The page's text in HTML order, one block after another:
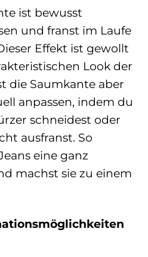
ist bewusst
und franst im Laufe
Effekt ist gewollt
Look der
die Saumkante aber
anpassen, indem du
schneidest oder
ausfranst. So
eine ganz
machst sie zu einem